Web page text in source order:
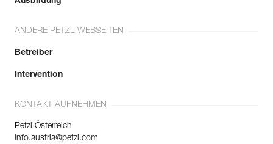
ANDERE PETZL WEBSEITEN
Betreiber
Intervention
KONTAKT AUFNEHMEN
Petzl Österreich
info.austria@petzl.com